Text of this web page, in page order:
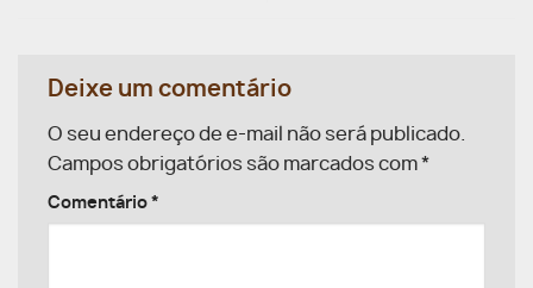
Deixe um comentário
O seu endereço de e-mail não será publicado.
Campos obrigatórios são marcados com*
Comentário *